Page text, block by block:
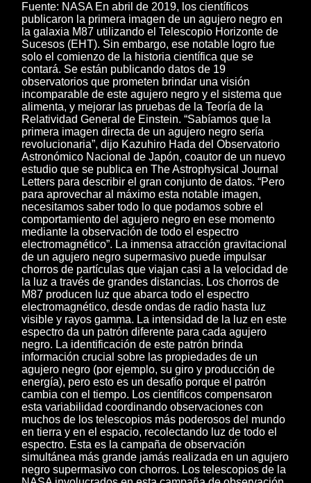
Fuente: NASA En abril de 2019, los científicos
publicaron la primera imagen de un agujero negro en
la galaxia M87 utilizando el Telescopio Horizonte de
Sucesos (EHT). Sin embargo, ese notable logro fue
solo el comienzo de la historia científica que se
contará. Se están publicando datos de 19
observatorios que prometen brindar una visión
incomparable de este agujero negro y el sistema que
alimenta, y mejorar las pruebas de la Teoría de la
Relatividad General de Einstein. “Sabíamos que la
primera imagen directa de un agujero negro sería
revolucionaria”, dijo Kazuhiro Hada del Observatorio
Astronómico Nacional de Japón, coautor de un nuevo
estudio que se publica en The Astrophysical Journal
Letters para describir el gran conjunto de datos. “Pero
para aprovechar al máximo esta notable imagen,
necesitamos saber todo lo que podamos sobre el
comportamiento del agujero negro en ese momento
mediante la observación de todo el espectro
electromagnético”. La inmensa atracción gravitacional
de un agujero negro supermasivo puede impulsar
chorros de partículas que viajan casi a la velocidad de
la luz a través de grandes distancias. Los chorros de
M87 producen luz que abarca todo el espectro
electromagnético, desde ondas de radio hasta luz
visible y rayos gamma. La intensidad de la luz en este
espectro da un patrón diferente para cada agujero
negro. La identificación de este patrón brinda
información crucial sobre las propiedades de un
agujero negro (por ejemplo, su giro y producción de
energía), pero esto es un desafío porque el patrón
cambia con el tiempo. Los científicos compensaron
esta variabilidad coordinando observaciones con
muchos de los telescopios más poderosos del mundo
en tierra y en el espacio, recolectando luz de todo el
espectro. Esta es la campaña de observación
simultánea más grande jamás realizada en un agujero
negro supermasivo con chorros. Los telescopios de la